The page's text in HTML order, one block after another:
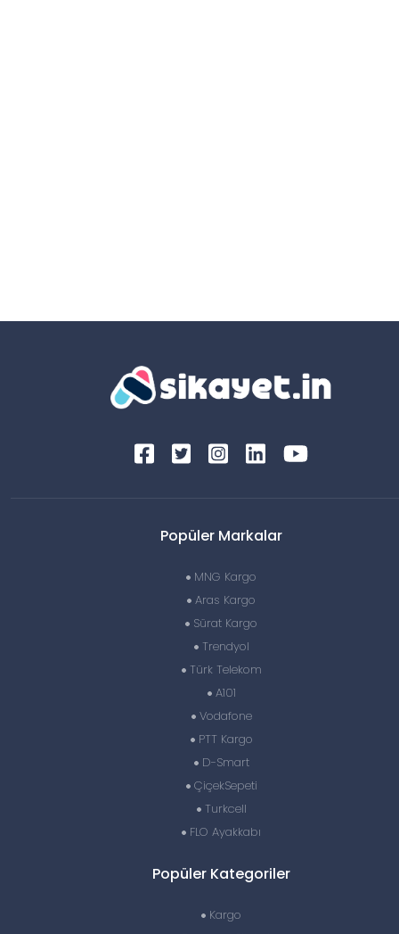
Popüler Markalar
MNG Kargo
Aras Kargo
Sürat Kargo
Trendyol
Türk Telekom
A101
Vodafone
PTT Kargo
D-Smart
ÇiçekSepeti
Turkcell
FLO Ayakkabı
Popüler Kategoriler
Kargo